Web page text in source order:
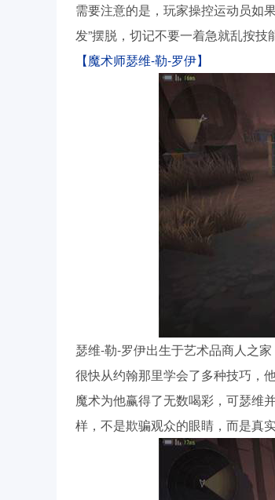
需要注意的是，玩家操控运动员如
发”摆脱，切记不要一着急就乱按技
【魔术师瑟维-勒-罗伊】
瑟维-勒-罗伊出生于艺术品商人之
很快从约翰那里学会了多种技巧，
魔术为他赢得了无数喝彩，可瑟维
样，不是欺骗观众的眼睛，而是真实